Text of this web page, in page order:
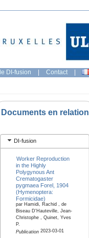
DI-fusion | Contact |
Documents en relation
DI-fusion
Worker Reproduction
in the Highly
Polygynous Ant
Crematogaster
pygmaea Forel, 1904
(Hymenoptera:
Formicidae)
par Hamidi, Rachid , de
Biseau D'Hauteville, Jean-
Christophe , Quinet, Yves
P.
Publication2023-03-01